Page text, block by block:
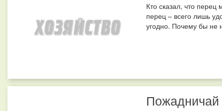
Кто сказал, что
перец – всего лишь
угодно. Почему бы не
Пожадничай